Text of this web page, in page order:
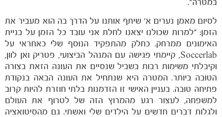
לסיום מאמן נערים א׳ שיתף אותנו על הדרך בה הוא מעביר את
הזמן: ״למרות שכולנו יצאנו לחלת אני עובד כל הזמן על בניית
האימונים ממרחק. כחלק מהתפקיד הנוסף שלי כאחראי על
Soccerlab, קיימתי פגישה עם המנהל הביצועי, פטריק ואן לוון,
וקיבלתי משימות רבות בשביל שנסיים את העונה הזאת בצורה
הטובה ביותר. המטרה היא שנתחיל את העונה הבאה בנקודת
פתיחה טובה. בעניין האישי זו הזדמנות בלתי חוזרת להיות קרוב
למשפחה, לעצור רגע מהמרוץ הזה של לטרוף את העולם
ולגלות דברים חדשים על הילדים שלי ואשתי. גם מהסיטואציה